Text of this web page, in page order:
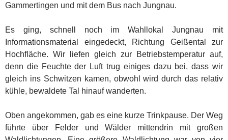
Gammertingen und mit dem Bus nach Jungnau.
Es ging, schnell noch im Wahllokal Jungnau mit
Informationsmaterial eingedeckt, Richtung Geißental zur
Hochfläche. Wir liefen gleich zur Betriebstemperatur auf,
denn die Feuchte der Luft trug einiges dazu bei, dass wir
gleich ins Schwitzen kamen, obwohl wird durch das relativ
kühle, bewaldete Tal hinauf wanderten.
Oben angekommen, gab es eine kurze Trinkpause. Der Weg
führte über Felder und Wälder mittendrin mit großen